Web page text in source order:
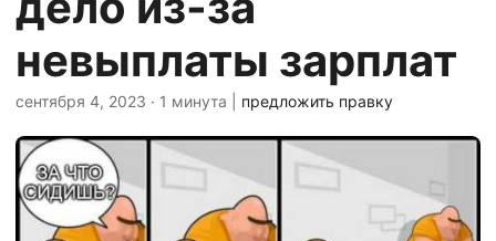
невыплаты зарплат
сентября 4, 2023 · 1 минута | предложить правку